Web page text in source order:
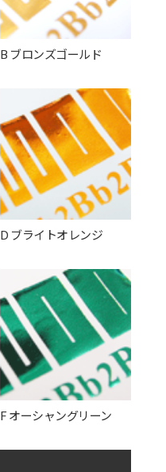
B ブロンズゴールド
D ブライトオレンジ
F オーシャングリーン